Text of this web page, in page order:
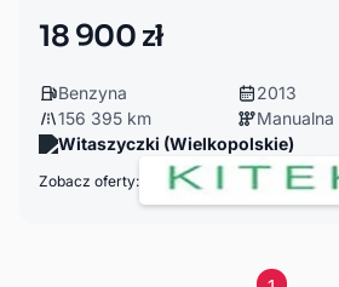
18 900 zł
Benzyna
2013
156 395 km
Manualna
Witaszyczki (Wielkopolskie)
Zobacz oferty: